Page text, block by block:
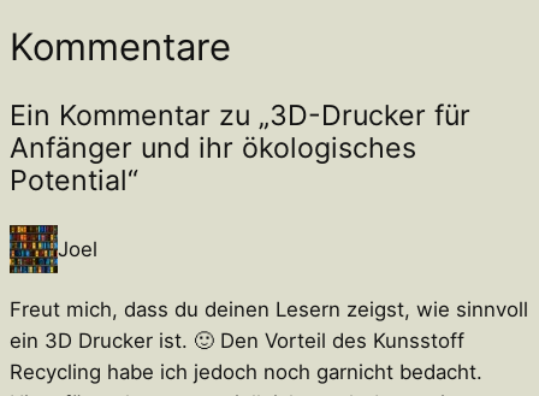
Kommentare
Ein Kommentar zu „3D-Drucker für
Anfänger und ihr ökologisches
Potential“
Joel
Freut mich, dass du deinen Lesern zeigst, wie sinnvoll
ein 3D Drucker ist. 🙂 Den Vorteil des Kunsstoff
Recycling habe ich jedoch noch garnicht bedacht.